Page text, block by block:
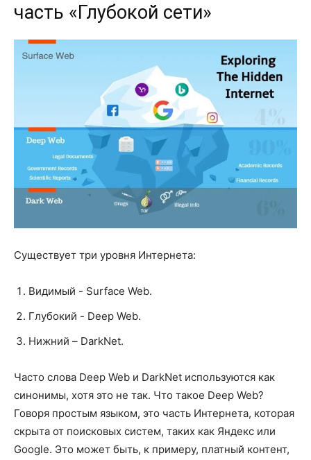
часть «Глубокой сети»
Существует три уровня Интернета:
Видимый - Surface Web.
Глубокий - Deep Web.
Нижний – DarkNet.
Часто слова Deep Web и DarkNet используются как
синонимы, хотя это не так. Что такое Deep Web?
Говоря простым языком, это часть Интернета, которая
скрыта от поисковых систем, таких как Яндекс или
Google. Это может быть, к примеру, платный контент,